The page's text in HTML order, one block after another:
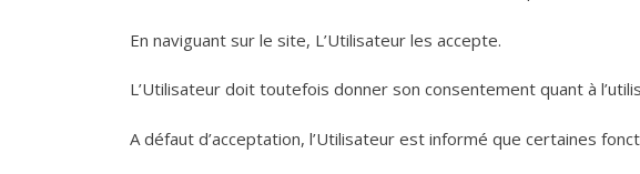
En naviguant sur le site, L’Utilisateur les accepte.
L’Utilisateur doit toutefois donner son consentement quant à
A défaut d’acceptation, l’Utilisateur est informé que certaines